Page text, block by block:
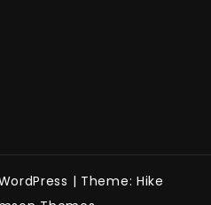
| Theme: Hike